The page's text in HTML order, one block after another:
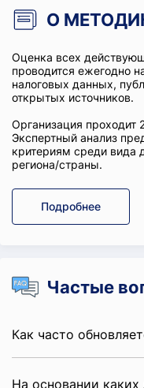
О
Оценка всех
проводится ежегодно
налоговых данных,
открытых источников.
Организация проходит
Экспертный анализ
критериям среди вида
региона/страны.
Подробнее
Частые
Как часто
На основании